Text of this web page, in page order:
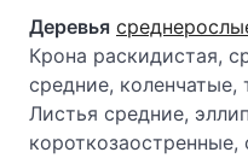
Деревья
Крона раскидистая,
средние,
Листья средние,
короткозаостренные,